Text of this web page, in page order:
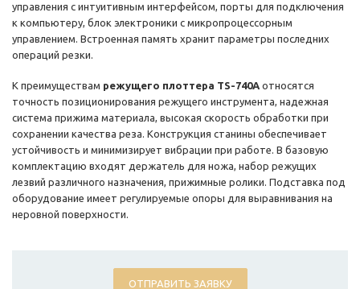
управления с интуитивным интерфейсом, порты для подключения
к компьютеру, блок электроники с микропроцессорным
управлением. Встроенная память хранит параметры последних
операций резки.
К преимуществам режущего плоттера TS-740A относятся
точность позиционирования режущего инструмента, надежная
система прижима материала, высокая скорость обработки при
сохранении качества реза. Конструкция станины обеспечивает
устойчивость и минимизирует вибрации при работе. В базовую
комплектацию входят держатель для ножа, набор режущих
лезвий различного назначения, прижимные ролики. Подставка под
оборудование имеет регулируемые опоры для выравнивания на
неровной поверхности.
ОТПРАВИТЬ ЗАЯВКУ